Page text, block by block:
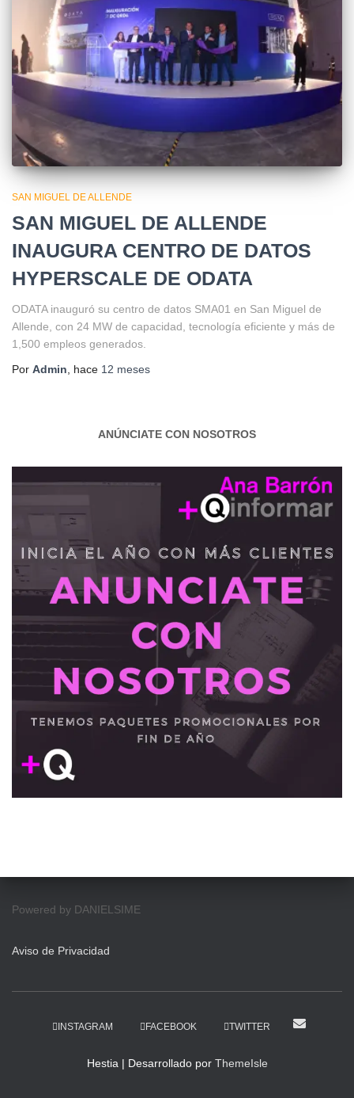
SAN MIGUEL DE ALLENDE
SAN MIGUEL DE ALLENDE
INAUGURA CENTRO DE DATOS
HYPERSCALE DE ODATA
ODATA inauguró su centro de datos SMA01 en San Miguel de
Allende, con 24 MW de capacidad, tecnología eficiente y más de
1,500 empleos generados.
Por Admin , hace 12 meses
ANÚNCIATE CON NOSOTROS
Powered by DANIELSIME
Aviso de Privacidad
INSTAGRAM FACEBOOK TWITTER
Hestia | Desarrollado por ThemeIsle